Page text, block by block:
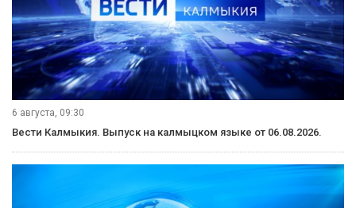
6 августа, 09:30
Вести Калмыкия. Выпуск на калмыцком языке от 06.08.2026.